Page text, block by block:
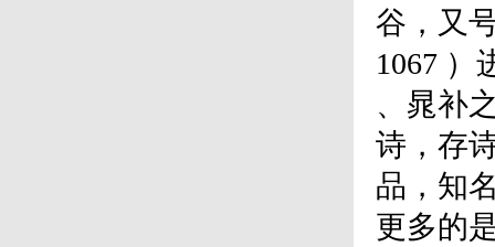
谷，又
1067 ）
、晁补
诗，存
品，知
更多的